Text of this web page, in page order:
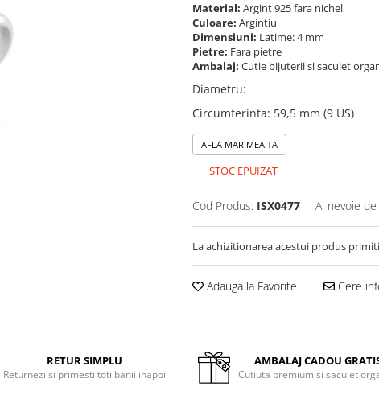
Material: Argint 925 fara nichel
Culoare: Argintiu
Dimensiuni: Latime: 4 mm
Pietre: Fara pietre
Ambalaj: Cutie bijuterii si saculet
Diametru:
Circumferinta: 59,5 mm (9 US)
AFLA MARIMEA TA
STOC EPUIZAT
Cod Produs: ISX0477 Ai nevoie
La achizitionarea acestui produs primiti
Adauga la Favorite Cere
RETUR SIMPLU
Returnezi si primesti toti banii inapoi
AMBALAJ CADOU
Cutiuta premium si saculet